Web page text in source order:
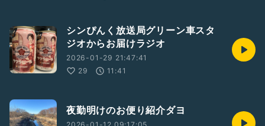
シンぴんく放送局グリーン車スタ
ジオからお届けラジオ
2026-01-29 21:47:41
29
11:41
夜勤明けのお便り紹介ダヨ